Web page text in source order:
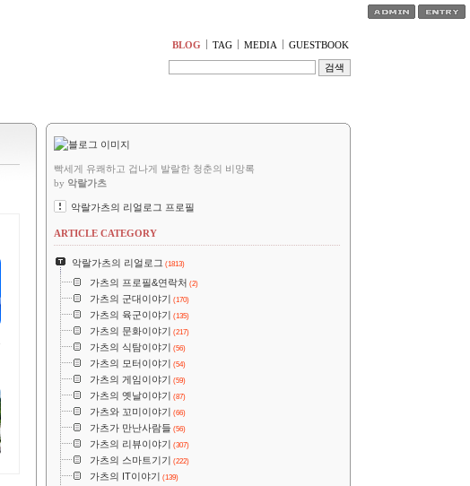
BLOG TAG MEDIA GUESTBOOK
빡세게 유쾌하고 겁나게 발랄한 청춘의 비망록
by 악랄가츠
악랄가츠의 리얼로그 프로필
ARTICLE CATEGORY
악랄가츠의 리얼로그 (1813)
가츠의 프로필&연락처 (2)
가츠의 군대이야기 (170)
가츠의 육군이야기 (135)
가츠의 문화이야기 (217)
가츠의 식탐이야기 (56)
가츠의 모터이야기 (54)
가츠의 게임이야기 (59)
가츠의 옛날이야기 (87)
가츠와 꼬미이야기 (66)
가츠가 만난사람들 (56)
가츠의 리뷰이야기 (307)
가츠의 스마트기기 (222)
가츠의 IT이야기 (139)
티스토리툴바